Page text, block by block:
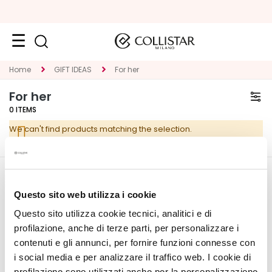
Questo sito web utilizza i cookie
Questo sito utilizza cookie tecnici, analitici e di
profilazione, anche di terze parti, per personalizzare i
contenuti e gli annunci, per fornire funzioni connesse con
i social media e per analizzare il traffico web. I cookie di
Face
C
A
T
E
G
Y
S
p
e
c
Home GIFT IDEAS For her
For her
0 ITEMS
We can't find products matching the selection.
Contact
Accessibility Statement
Address Book
My Orders
My Wishlist
My Returns